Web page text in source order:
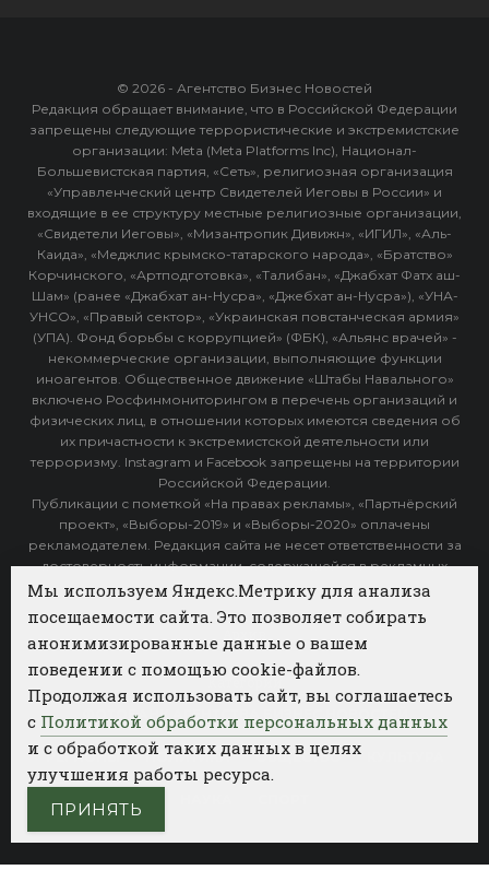
© 2026 - Агентство Бизнес Новостей
Редакция обращает внимание, что в Российской Федерации
запрещены следующие террористические и экстремистские
организации: Meta (Meta Platforms Inc), Национал-
Большевистская партия, «Сеть», религиозная организация
«Управленческий центр Свидетелей Иеговы в России» и
входящие в ее структуру местные религиозные организации,
«Свидетели Иеговы», «Мизантропик Дивижн», «ИГИЛ», «Аль-
Каида», «Меджлис крымско-татарского народа», «Братство»
Корчинского, «Артподготовка», «Талибан», «Джабхат Фатх аш-
Шам» (ранее «Джабхат ан-Нусра», «Джебхат ан-Нусра»), «УНА-
УНСО», «Правый сектор», «Украинская повстанческая армия»
(УПА). Фонд борьбы с коррупцией» (ФБК), «Альянс врачей» -
некоммерческие организации, выполняющие функции
иноагентов. Общественное движение «Штабы Навального»
включено Росфинмониторингом в перечень организаций и
физических лиц, в отношении которых имеются сведения об
их причастности к экстремистской деятельности или
терроризму. Instagram и Facebook запрещены на территории
Российской Федерации.
Публикации с пометкой «На правах рекламы», «Партнёрский
проект», «Выборы-2019» и «Выборы-2020» оплачены
рекламодателем. Редакция сайта не несет ответственности за
достоверность информации, содержащейся в рекламных
объявлениях.
ФОТОБАНК АГЕНТСТВА БИЗНЕС НОВОСТЕЙ
РЕГИОНЫ ПОЛИТИКА ОБЩЕСТВО
Мы используем Яндекс.Метрику для анализа
посещаемости сайта. Это позволяет собирать
анонимизированные данные о вашем
поведении с помощью cookie-файлов.
Продолжая использовать сайт, вы соглашаетесь
с Политикой обработки персональных данных
и с обработкой таких данных в целях
улучшения работы ресурса.
ПРИНЯТЬ